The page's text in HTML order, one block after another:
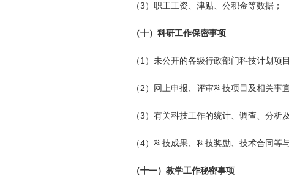
（3）职工工资、津贴、公积金等数据；
（十）科研工作保密事项
（1）未公开的各级行政部门科技计划项
（2）网上申报、评审科技项目及相关事
（3）有关科技工作的统计、调查、分析
（4）科技成果、科技奖励、技术合同等
（十一）教学工作秘密事项